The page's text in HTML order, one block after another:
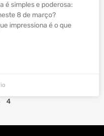
é simples e poderosa:
8 de março?
impressiona é o que
4